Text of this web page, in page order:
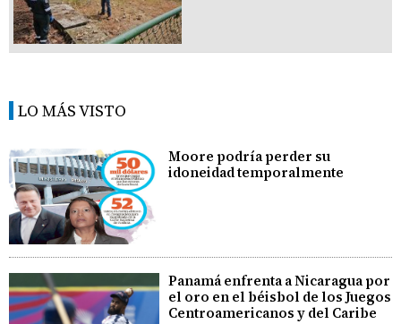
LO MÁS VISTO
Moore podría perder su
idoneidad temporalmente
Panamá enfrenta a Nicaragua por
el oro en el béisbol de los Juegos
Centroamericanos y del Caribe